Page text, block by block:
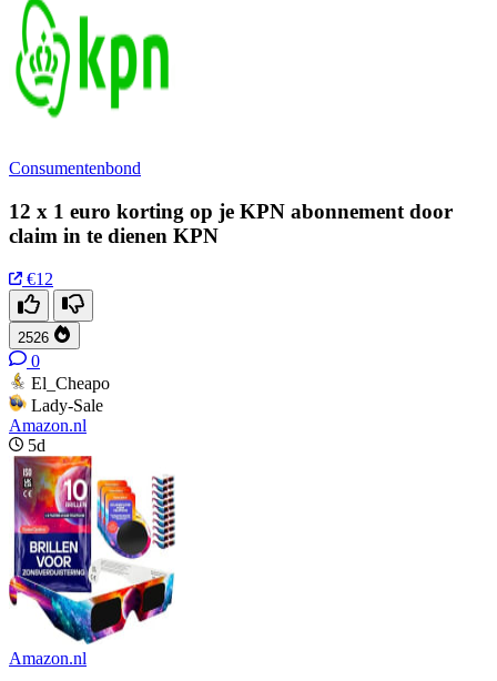
Consumentenbond
12 x 1 euro korting op je KPN abonnement door
claim in te dienen KPN
€12
2526
0
El_Cheapo
Lady-Sale
Amazon.nl
5d
Amazon.nl